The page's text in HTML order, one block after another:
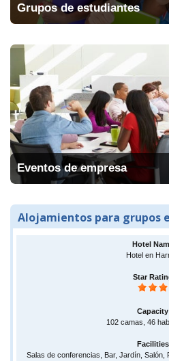
Grupos de estudiantes
Eventos de empresa
Alojamientos para grupos
Hotel en
102 camas, 46
Salas de conferencias, Bar, Jardín, Salón,